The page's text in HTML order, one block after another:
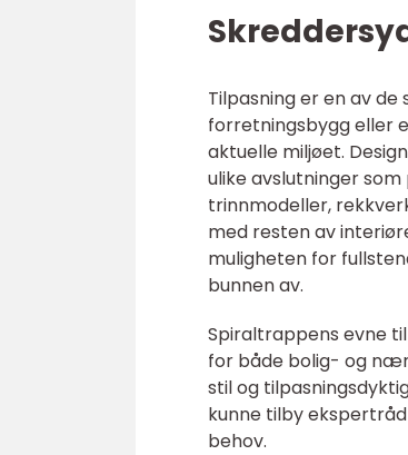
Tilpasning er en av
forretningsbygg eller
aktuelle miljøet.
ulike avslutninger
trinnmodeller,
med resten av
muligheten for
bunnen av.
Spiraltrappens evne
for både bolig- og
stil og
kunne tilby
behov.